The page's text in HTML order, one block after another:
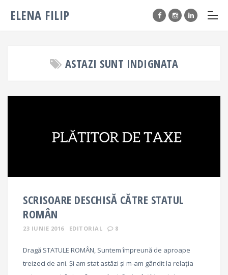
ELENA FILIP
ASTAZI SUNT INDIGNATA
SCRISOARE DESCHISĂ CĂTRE STATUL
ROMÂN
23 IUNIE 2016 EDITORIAL 8
Dragă STATULE ROMÂN, Suntem împreună de aproape
treizeci de ani. Și am stat astăzi și m-am gândit la relația